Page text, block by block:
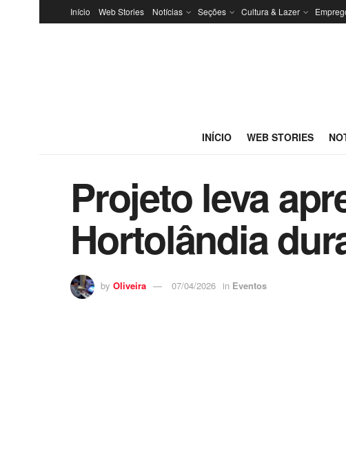
Início Web Stories Notícias Seções Cultura & Lazer
INÍCIO WEB STORIES
Projeto leva
Hortolândia
by Oliveira 07/04/2026 in Eventos